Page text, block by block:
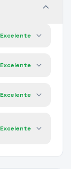
Excelente
Excelente
Excelente
Excelente